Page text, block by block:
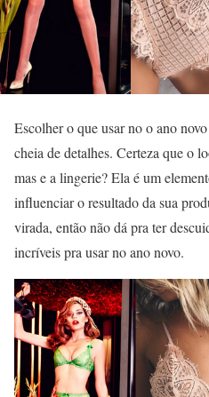
Escolher o que usar no o ano
cheia de detalhes. Certeza que o
mas e a lingerie? Ela é um
influenciar o resultado da sua
virada, então não dá pra ter
incríveis pra usar no ano novo.